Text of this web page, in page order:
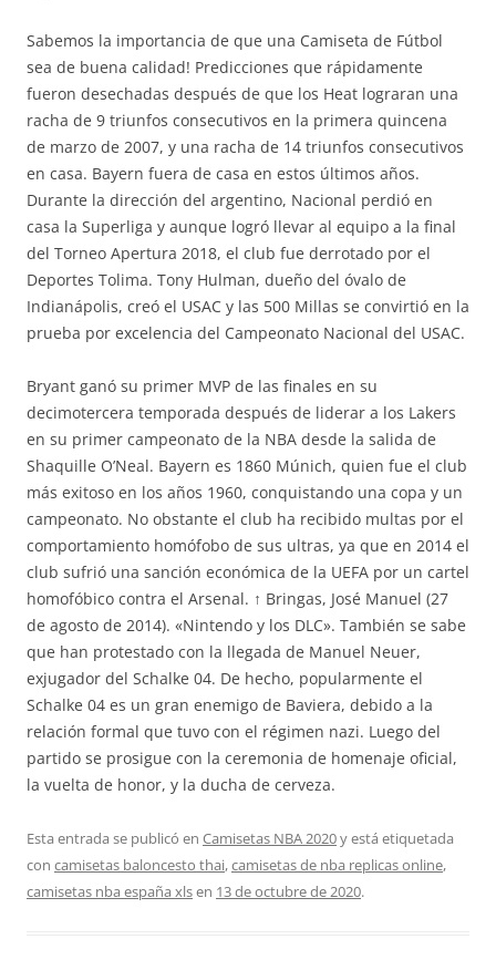
Sabemos la importancia de que una Camiseta de Fútbol
sea de buena calidad! Predicciones que rápidamente
fueron desechadas después de que los Heat lograran una
racha de 9 triunfos consecutivos en la primera quincena
de marzo de 2007, y una racha de 14 triunfos consecutivos
en casa. Bayern fuera de casa en estos últimos años.
Durante la dirección del argentino, Nacional perdió en
casa la Superliga y aunque logró llevar al equipo a la final
del Torneo Apertura 2018, el club fue derrotado por el
Deportes Tolima. Tony Hulman, dueño del óvalo de
Indianápolis, creó el USAC y las 500 Millas se convirtió en la
prueba por excelencia del Campeonato Nacional del USAC.
Bryant ganó su primer MVP de las finales en su
decimotercera temporada después de liderar a los Lakers
en su primer campeonato de la NBA desde la salida de
Shaquille O’Neal. Bayern es 1860 Múnich, quien fue el club
más exitoso en los años 1960, conquistando una copa y un
campeonato. No obstante el club ha recibido multas por el
comportamiento homófobo de sus ultras, ya que en 2014 el
club sufrió una sanción económica de la UEFA por un cartel
homofóbico contra el Arsenal. ↑ Bringas, José Manuel (27
de agosto de 2014). «Nintendo y los DLC». También se sabe
que han protestado con la llegada de Manuel Neuer,
exjugador del Schalke 04. De hecho, popularmente el
Schalke 04 es un gran enemigo de Baviera, debido a la
relación formal que tuvo con el régimen nazi. Luego del
partido se prosigue con la ceremonia de homenaje oficial,
la vuelta de honor, y la ducha de cerveza.
Esta entrada se publicó en Camisetas NBA 2020y está etiquetada
con camisetas baloncesto thai,camisetas de nba replicas online,
camisetas nba españa xlsen 13 de octubre de 2020.